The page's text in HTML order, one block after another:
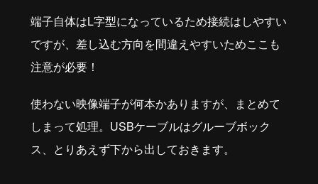
端子自体はL字型になっているため接続はしやすい
ですが、差し込む方向を間違えやすいためここも
注意が必要！
使わない映像端子が何本かありますが、まとめて
しまって処理。USBケーブルはグルーブボック
ス、とりあえず下から出しておきます。